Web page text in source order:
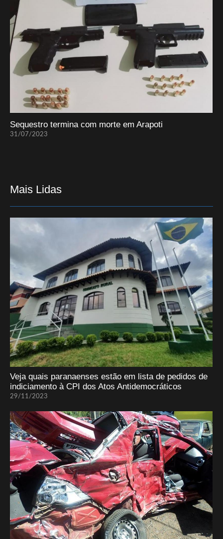
Sequestro termina com morte em Arapoti
31/07/2023
Mais Lidas
Veja quais paranaenses estão em lista de pedidos de
indiciamento à CPI dos Atos Antidemocráticos
29/11/2023